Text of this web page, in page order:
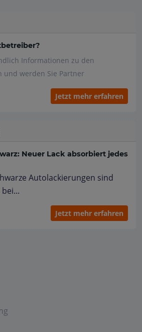
Informationen zu den
und werden Sie Partner
Jetzt mehr erfahren
Neuer Lack absorbiert jedes
Autolackierungen sind
Jetzt mehr erfahren